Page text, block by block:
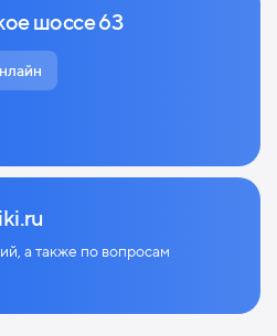
шоссе 63
а также по вопросам